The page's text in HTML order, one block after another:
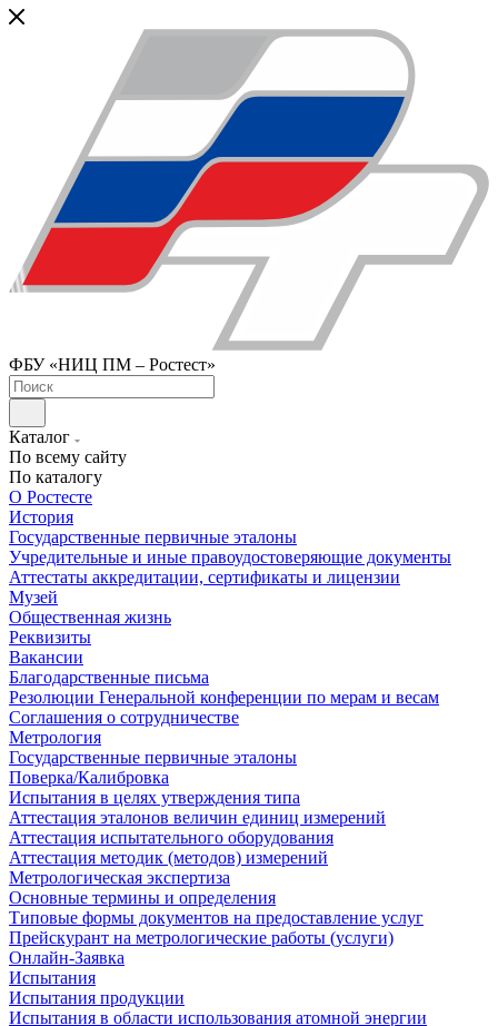
ФБУ «НИЦ ПМ – Ростест»
Каталог
По всему сайту
По каталогу
О Ростесте
История
Государственные первичные эталоны
Учредительные и иные правоудостоверяющие документы
Аттестаты аккредитации, сертификаты и лицензии
Музей
Общественная жизнь
Реквизиты
Вакансии
Благодарственные письма
Резолюции Генеральной конференции по мерам и весам
Соглашения о сотрудничестве
Метрология
Государственные первичные эталоны
Поверка/Калибровка
Испытания в целях утверждения типа
Аттестация эталонов величин единиц измерений
Аттестация испытательного оборудования
Аттестация методик (методов) измерений
Метрологическая экспертиза
Основные термины и определения
Типовые формы документов на предоставление услуг
Прейскурант на метрологические работы (услуги)
Онлайн-Заявка
Испытания
Испытания продукции
Испытания в области использования атомной энергии